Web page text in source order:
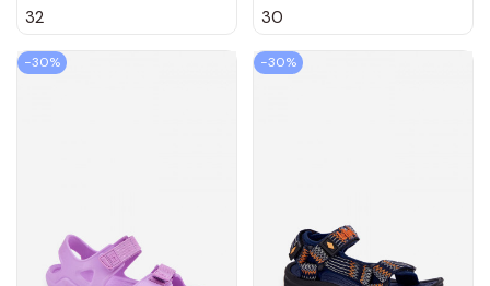
Cooper LCIN-25-
32
jalanõud Big Star
tumesinist värvi
30
−30% −30%